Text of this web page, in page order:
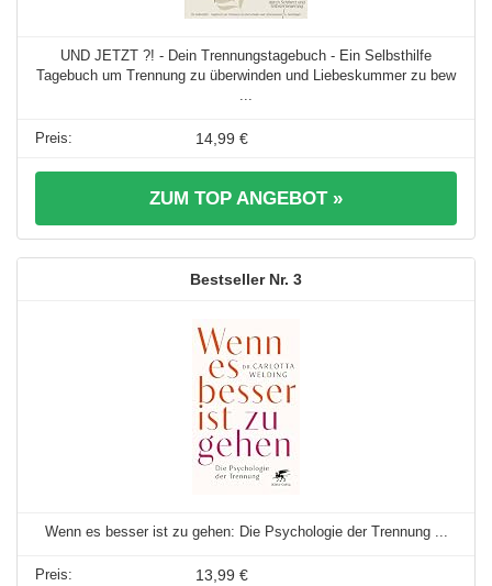
UND JETZT ?! - Dein Trennungstagebuch - Ein Selbsthilfe
Tagebuch um Trennung zu überwinden und Liebeskummer zu bew
...
14,99 €
ZUM TOP ANGEBOT »
3
Wenn es besser ist zu gehen: Die Psychologie der Trennung ...
13,99 €